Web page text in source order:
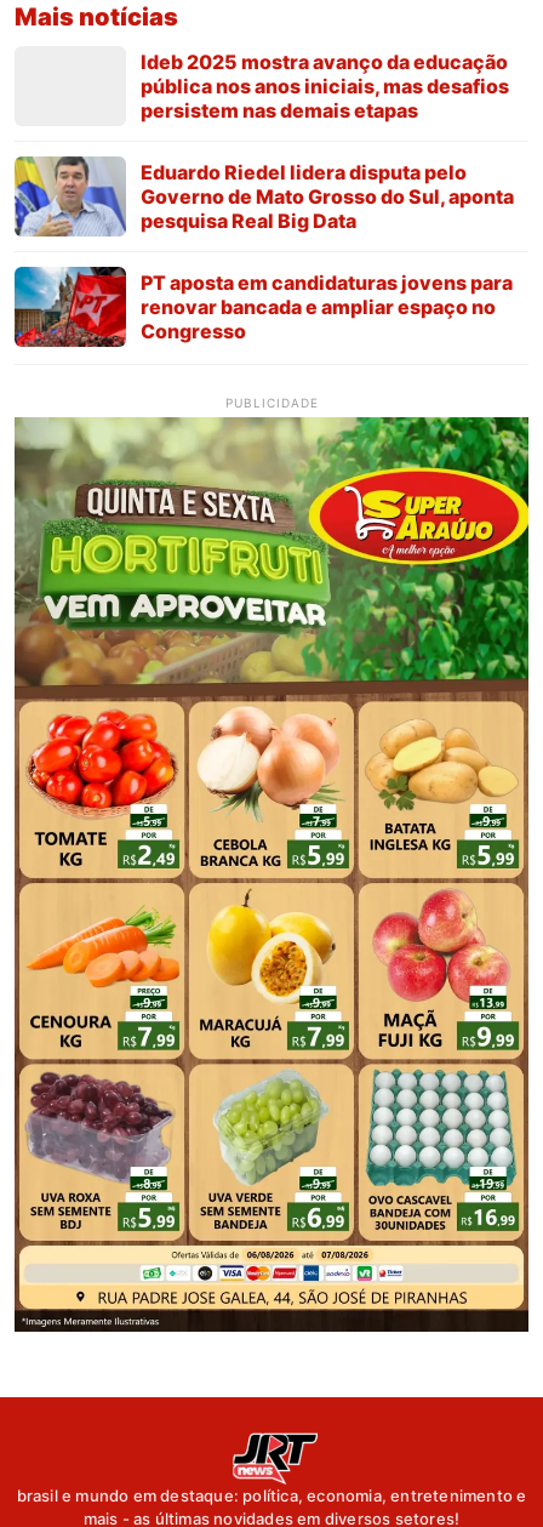
Mais notícias
Ideb 2025 mostra avanço da educação
pública nos anos iniciais, mas desafios
persistem nas demais etapas
Eduardo Riedel lidera disputa pelo
Governo de Mato Grosso do Sul, aponta
pesquisa Real Big Data
PT aposta em candidaturas jovens para
renovar bancada e ampliar espaço no
Congresso
PUBLICIDADE
brasil e mundo em destaque: política, economia, entretenimento e
mais - as últimas novidades em diversos setores!